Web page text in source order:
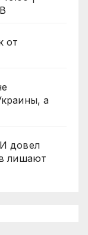
от
а
довел
лишают